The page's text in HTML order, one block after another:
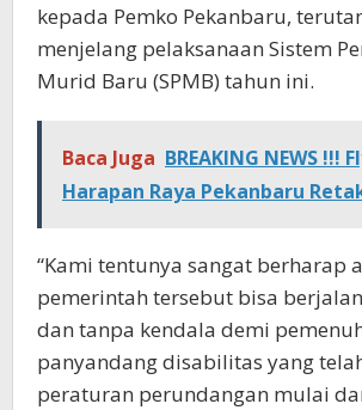
kepada Pemko Pekanbaru,
menjelang pelaksanaan Sistem
Murid Baru (SPMB) tahun ini.
Baca Juga BREAKING NEWS !!!
Harapan Raya Pekanbaru
“Kami tentunya sangat berharap
pemerintah tersebut bisa
dan tanpa kendala demi
panyandang disabilitas yang
peraturan perundangan mulai